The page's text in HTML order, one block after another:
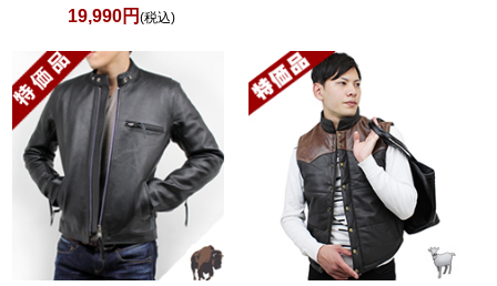
19,990円 (税込)